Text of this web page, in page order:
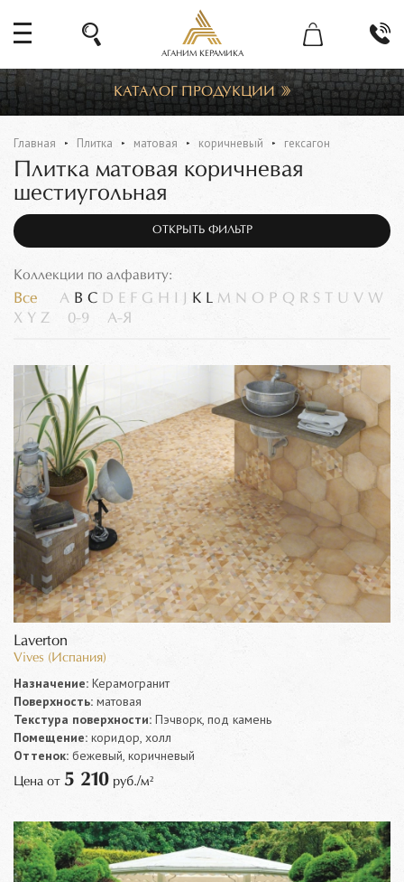
АГАНИМ КЕРАМИКА
КАТАЛОГ ПРОДУКЦИИ
Главная Плитка матовая коричневый гексагон
Плитка матовая коричневая
шестиугольная
ОТКРЫТЬ ФИЛЬТР
Коллекции по алфавиту:
Все A B C D E F G H K L M N O P Q R S U V W
X Y Z 0-9 А-Я
Laverton
Vives (Испания)
Назначение: Керамогранит
Поверхность: матовая
Текстура поверхности: Пэчворк, под камень
Помещение: коридор, холл
Оттенок: бежевый, коричневый
Цена от 5 210 руб./м²